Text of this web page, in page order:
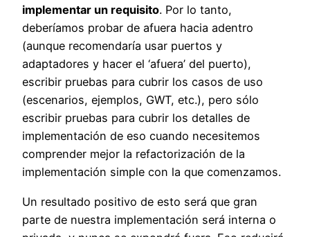
implementar un requisito. Por lo tanto,
deberíamos probar de afuera hacia adentro
(aunque recomendaría usar puertos y
adaptadores y hacer el ‘afuera’ del puerto),
escribir pruebas para cubrir los casos de uso
(escenarios, ejemplos, GWT, etc.), pero sólo
escribir pruebas para cubrir los detalles de
implementación de eso cuando necesitemos
comprender mejor la refactorización de la
implementación simple con la que comenzamos.
Un resultado positivo de esto será que gran
parte de nuestra implementación será interna o